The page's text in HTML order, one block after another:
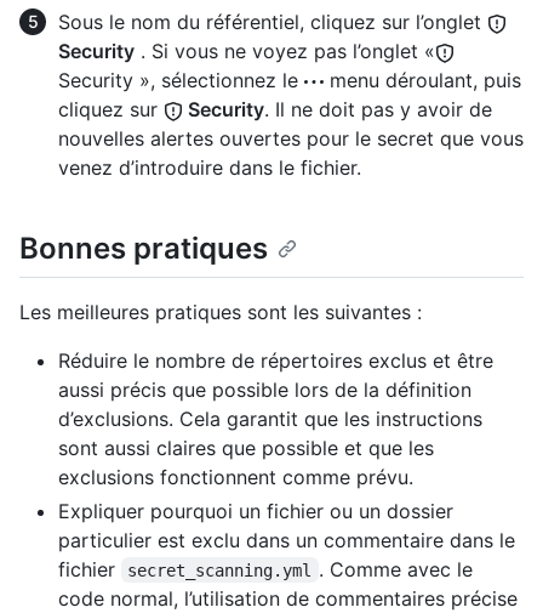
Sous le nom du référentiel, cliquez sur l’onglet
Security . Si vous ne voyez pas l’onglet «
Security », sélectionnez le
menu déroulant, puis
cliquez sur
Security. Il ne doit pas y avoir de
nouvelles alertes ouvertes pour le secret que vous
venez d’introduire dans le fichier.
Bonnes pratiques
Les meilleures pratiques sont les suivantes :
Réduire le nombre de répertoires exclus et être
aussi précis que possible lors de la définition
d’exclusions. Cela garantit que les instructions
sont aussi claires que possible et que les
exclusions fonctionnent comme prévu.
Expliquer pourquoi un fichier ou un dossier
particulier est exclu dans un commentaire dans le
fichier
secret_scanning.yml
. Comme avec le
code normal, l’utilisation de commentaires précise